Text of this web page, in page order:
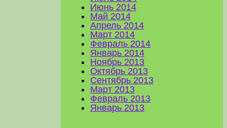
Июнь 2014
Май 2014
Апрель 2014
Март 2014
Февраль 2014
Январь 2014
Ноябрь 2013
Октябрь 2013
Сентябрь 2013
Март 2013
Февраль 2013
Январь 2013